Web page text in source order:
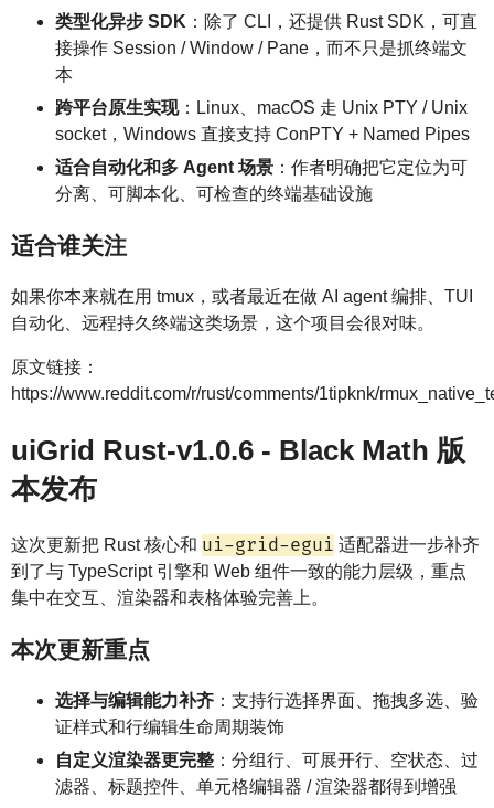
类型化异步 SDK ：除了 CLI，还提供 Rust SDK，可直
接操作 Session / Window / Pane，而不只是抓终端文
本
跨平台原生实现：Linux、macOS 走 Unix PTY / Unix
socket，Windows 直接支持 ConPTY + Named Pipes
适合自动化和多 Agent 场景 ：作者明确把它定位为可
分离、可脚本化、可检查的终端基础设施
适合谁关注
如果你本来就在用 tmux，或者最近在做 AI agent 编排、TUI
自动化、远程持久终端这类场景，这个项目会很对味。
原文链接：
https://www.reddit.com/r/rust/comments/1tipknk/
uiGrid Rust-v1.0.6 - Black Math 版
本发布
这次更新把 Rust 核心和 ui-grid-egui 适配器进一步补齐
到了与 TypeScript 引擎和 Web 组件一致的能力层级，重点
集中在交互、渲染器和表格体验完善上。
本次更新重点
选择与编辑能力补齐 ：支持行选择界面、拖拽多选、验
证样式和行编辑生命周期装饰
自定义渲染器更完整 ：分组行、可展开行、空状态、过
滤器、标题控件、单元格编辑器 / 渲染器都得到增强